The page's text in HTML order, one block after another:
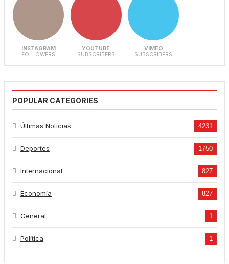
INSTAGRAM
FOLLOWERS
YOUTUBE
SUBSCRIBERS
VIMEO
SUBSCRIBERS
POPULAR CATEGORIES
Últimas Noticias 4231
Deportes 1750
Internacional 827
Economía 827
General 1
Política 1